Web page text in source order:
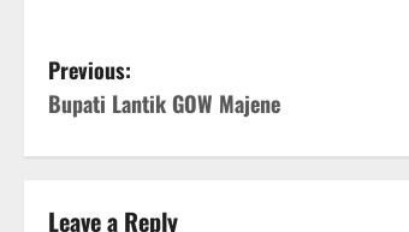
P
o
s
Previous:
Bupati Lantik GOW Majene
Leave a Reply